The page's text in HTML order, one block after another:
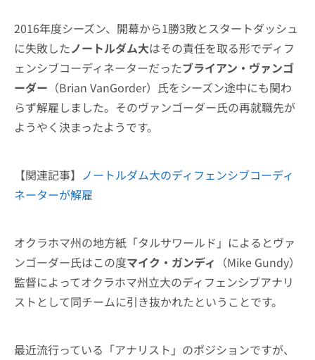
2016年度シーズン、開幕から1勝3敗とスタートダッシュ
に失敗したノートルダム大はその責任を取る形でディフ
ェンシブコーディネーターだったブライアン・ヴァンゴ
ーダー （Brian VanGorder）氏をシーズン途中にも関わ
らず解雇しました。そのヴァンゴーダー氏の再就職先が
ようやく決まったようです。
【関連記事】 ノートルダム大のディフェンシブコーディ
ネーターが解雇
オクラホマ州の地方紙「タルサワールド」によるとヴァ
ンゴーダー氏はこの度マイク・ガンディ （Mike Gundy）
監督によってオクラホマ州立大のディフェンシブアナリ
ストとして同チームに引き抜かれたということです。
最近流行っている「アナリスト」のポジションですが、